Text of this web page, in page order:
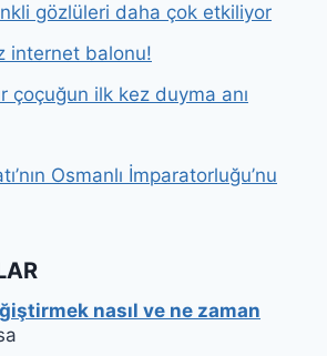
gözlüleri daha çok etkiliyor
internet balonu!
çoçuğun ilk kez duyma anı
Osmanlı İmparatorluğu’nu
nasıl ve ne zaman